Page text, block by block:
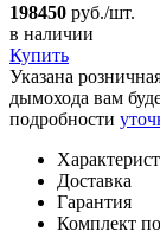
198450 руб./шт.
в наличии
Купить
Указана
дымохода вам
подробности
Доставка
Гарантия
Комплект